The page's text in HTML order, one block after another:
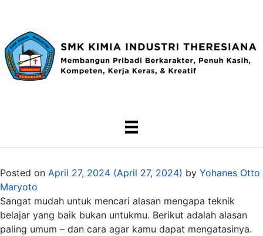
Posted on April 27, 2024 (April 27, 2024) by Yohanes Otto
Maryoto
Sangat mudah untuk mencari alasan mengapa teknik
belajar yang baik bukan untukmu. Berikut adalah alasan
paling umum – dan cara agar kamu dapat mengatasinya.